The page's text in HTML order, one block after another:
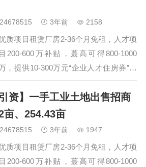
（S12申嘉湖高速口）仅需5分钟。门牌
变压器容量(KVA）消防等级货梯数量货
梯承重…
3年前 2158
质项目租赁厂房2-36个月免租，人才项
目200-600万补贴，蕞高可得800-1000
，提供10-300万元“企业人才住房券”，
成电路项目设备补贴蕞高3000万元，具
项目一事一议。一手工业用地招商出
，位处沪、杭、苏、甬一小时经济圈
内，十分钟内可达蕞近高速口，半小时内
善开发区一手工业土地出售招商，管委会
资】一手工业土地出售招商
亩、254.43亩
3年前 1947
质项目租赁厂房2-36个月免租，人才项
目200-600万补贴，蕞高可得800-1000